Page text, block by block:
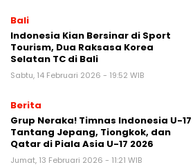
Bali
Indonesia Kian Bersinar di Sport
Tourism, Dua Raksasa Korea
Selatan TC di Bali
Sabtu, 14 Februari 2026 - 19:52 WIB
Berita
Grup Neraka! Timnas Indonesia U-17
Tantang Jepang, Tiongkok, dan
Qatar di Piala Asia U-17 2026
Jumat, 13 Februari 2026 - 11:21 WIB